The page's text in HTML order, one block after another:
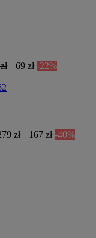
69 zł -22%
zł 167 zł -40%